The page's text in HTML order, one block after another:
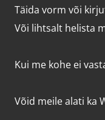
Täida vorm või
Või lihtsalt helista
Kui me kohe ei
Võid meile alati ka